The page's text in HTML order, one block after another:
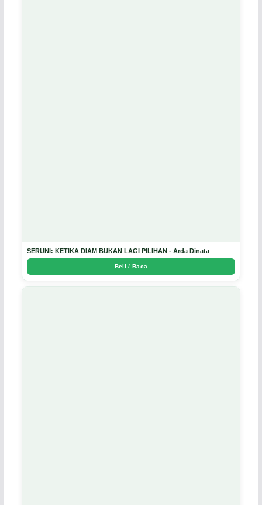
SERUNI: KETIKA DIAM BUKAN LAGI PILIHAN - Arda Dinata
Beli / Baca